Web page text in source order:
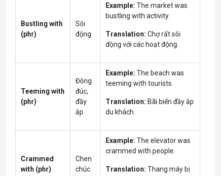
Bustling with
(phr)
Sôi
động
Example: The market was
bustling with activity.
Translation: Chợ rất sôi
động với các hoạt động.
Teeming with
(phr)
Đông
đúc,
đầy
ắp
Example: The beach was
teeming with tourists.
Translation: Bãi biển đầy ắp
du khách.
Crammed
with (phr)
Chen
chúc
Example: The elevator was
crammed with people.
Translation: Thang máy bị